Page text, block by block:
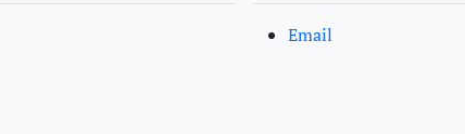
Email